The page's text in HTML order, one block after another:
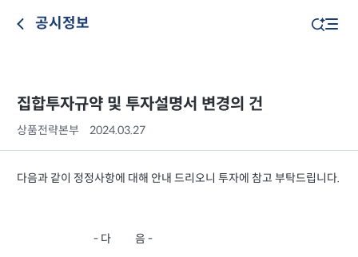
공시정보
집합투자규약 및 투자설명서 변경의 건
상품전략본부 2024.03.27
다음과 같이 정정사항에 대해 안내 드리오니 투자에 참고 부탁드립니다.
- 다 음 -